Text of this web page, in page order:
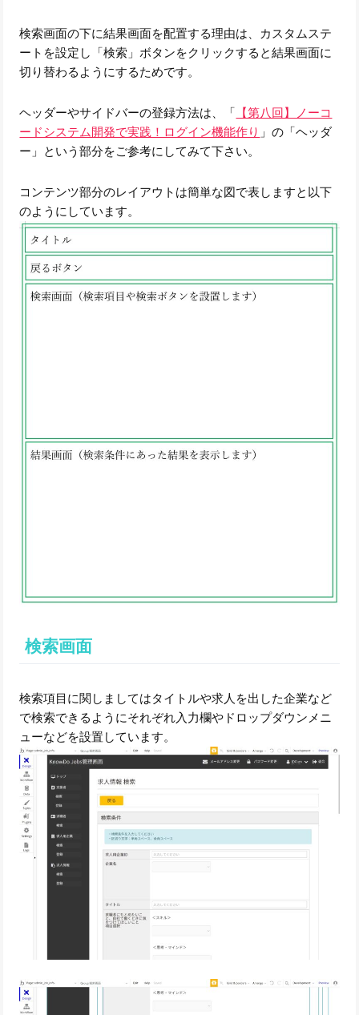
検索画面の下に結果画面を配置する理由は、カスタムステ
ートを設定し「検索」ボタンをクリックすると結果画面に
切り替わるようにするためです。
ヘッダーやサイドバーの登録方法は、「 【第八回】ノーコ
ードシステム開発で実践！ログイン機能作り 」の「ヘッダ
ー」という部分をご参考にしてみて下さい。
コンテンツ部分のレイアウトは簡単な図で表しますと以下
のようにしています。
検索画面
検索項目に関しましてはタイトルや求人を出した企業など
で検索できるようにそれぞれ入力欄やドロップダウンメニ
ューなどを設置しています。